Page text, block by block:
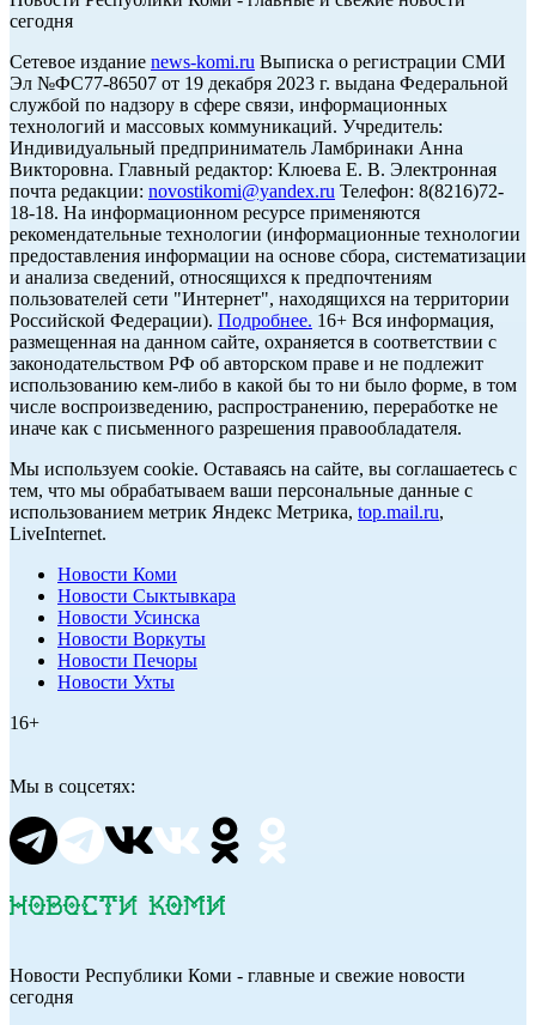
сегодня
Cетевое издание news-komi.ru Выписка о регистрации СМИ
Эл №ФС77-86507 от 19 декабря 2023 г. выдана Федеральной
службой по надзору в сфере связи, информационных
технологий и массовых коммуникаций. Учредитель:
Индивидуальный предприниматель Ламбринаки Анна
Викторовна. Главный редактор: Клюева Е. В. Электронная
почта редакции: novostikomi@yandex.ru Телефон: 8(8216)72-
18-18. На информационном ресурсе применяются
рекомендательные технологии (информационные технологии
предоставления информации на основе сбора, систематизации
и анализа сведений, относящихся к предпочтениям
пользователей сети "Интернет", находящихся на территории
Российской Федерации). Подробнее. 16+ Вся информация,
размещенная на данном сайте, охраняется в соответствии с
законодательством РФ об авторском праве и не подлежит
использованию кем-либо в какой бы то ни было форме, в том
числе воспроизведению, распространению, переработке не
иначе как с письменного разрешения правообладателя.
Мы используем cookie. Оставаясь на сайте, вы соглашаетесь с
тем, что мы обрабатываем ваши персональные данные с
использованием метрик Яндекс Метрика, top.mail.ru,
LiveInternet.
Новости Коми
Новости Сыктывкара
Новости Усинска
Новости Воркуты
Новости Печоры
Новости Ухты
16+
Мы в соцсетях:
Новости Республики Коми - главные и свежие новости
сегодня